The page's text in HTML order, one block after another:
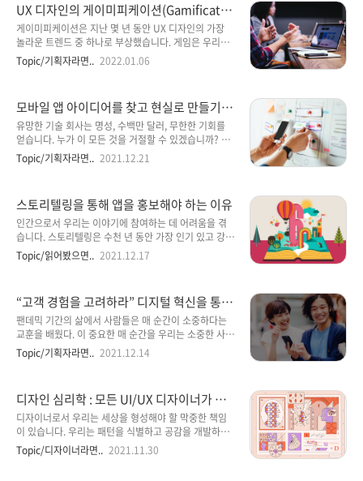
분히 탄력적이지 못한 솔루션..
관계자를 인터뷰하고, 현장 및 데스크 리서치를 수행하
고, 통찰력과 프로토타입을 만들고 , 미래를 추측하고,
가설을 테스트하고, 이후에 전략을 조언하고 구현합니
다. 수년에 걸쳐 나는 Notion과 Trello 에 관한 문서 모
음집을 가지고 있었습니다. 이 문서는 문화 를 통한 과거
UX 디자인의 게이미피케이션(Gamificatio
n): 사용자 경험 및 참여 향상
게이미피케이션은 지난 몇 년 동안 UX 디자인의 가장
놀라운 트렌드 중 하나로 부상했습니다. 게임은 우리에
게 동기를 부여하고 학습을 도우며 가장 중요한 것은 직
장에서 긴 하루를 보낸 후 긴장을 푸는 데 도움이 되어
치는 특성을 적용했습니다. 기술의 빠른 향상으로 소프
트웨어 디자이너는 사용자 중심 접근 방식을 통해 사용
자의 요구에 크게 응답하는 프로젝트를 제공할 수 있습
니다. 이 접근 방식을 통해 디자이너는 사용자 경험과 참
여를 향상시키는 최신 기술을 지속적으로 검색하고 채
는 것을 기억해야 합니..
Topic/기획자라면.. 2022.01.06
모바일 앱 아이디어를 찾고 현실로 만들기 위
한 단계별 가이드
유망한 기술 회사는 명성, 수백만 달러, 무한한 기회를
얻습니다. 누가 이 모든 것을 거절할 수 있겠습니까? 열
광자는 차세대 혁신을 시도하지만 결국 모든 스타트업
의 20% 만이 출시 시점에 도달합니다 . 솔직히 말해서,
지는 이야기하지 않습니다. 시장에서 6년 동안 우리는
수백 개의 신생 기업과 협력했으며 흥미로운 사례를 많
이 보았고 앱에 대한 하나 또는 다른 아이디어가 이해 관
계자의 마음에 어떻게 떠올랐는지에 대한 수십 가지 이
야기를 들었습니다. 우리는 우리의 경험을 바탕으로 포
을 이해하는 데 도움..
Topic/기획자라면.. 2021.12.21
스토리텔링을 통해 앱을 홍보해야 하는 이유
인간으로서 우리는 이야기에 참여하는 데 어려움을 겪
습니다. 스토리텔링은 수천 년 동안 가장 인기 있고 강력
한 의사 소통 방식 중 하나였으며 오늘날에도 여전히 그
렇습니다. 흥미롭고 설득력 있는 내러티브가 듣는 사람
매우 효과적인 홍보 기법이 될 수 있습니다. 앱을 홍보할
때 마케팅 믹스의 일부로 스토리텔링을 사용해야 하는
이유는 무엇입니까? 어떻게 그렇게 효과적으로 할 수 있
습니까? 앱을 홍보할 때 스토리텔링을 사용해야 하는 이
유와 관심을 끄는 내러티브를 개발하는 데 도움이 될 수
텔링을 사용하여 앱을..
Topic/읽어봤으면.. 2021.12.17
“고객 경험을 고려하라” 디지털 혁신을 통한
CX 강화
팬데믹 기간의 삶에서 사람들은 매 순간이 소중하다는
교훈을 배웠다. 이 중요한 매 순간을 우리는 소중한 사람
들과 교류하고, 또한 사회의 일원으로서 다른 사람들과
소통하는 데 사용하고 있다. 특히 소통 방식에 있어서 직
원하는 시간에 좋아하는 채널에서 편리한 방식으로 커
뮤니케이션을 진행할 수 있다. 큰 대화는 아주 작은 단위
의 대화로 쪼개지기 때문에 아침 식사를 하기 전에 시작
되었다가 자녀의 하교 시점까지 이어지고, 그날 밤 자기
전에야 마무리되는 경우도 있다. 이렇게 일상 속에서 여
Topic/기획자라면.. 2021.12.14
디자인 심리학 : 모든 UI/UX 디자이너가 알
아야 할 15가지 원칙
디자이너로서 우리는 세상을 형성해야 할 막중한 책임
이 있습니다. 우리는 패턴을 식별하고 공감을 개발하여
사용 빈도가 높고 인식 가치가 높은 제품이나 서비스를
구축합니다. 그러나 사람과 맥락이 무한히 결합되어 있
Topic/디자이너라면.. 2021.11.30